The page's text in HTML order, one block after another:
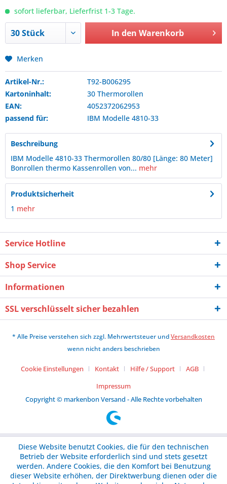
sofort lieferbar, Lieferfrist 1-3 Tage.
In den Warenkorb
Merken
Artikel-Nr.:
T92-B006295
Kartoninhalt:
30 Thermorollen
EAN:
4052372062953
passend für:
IBM Modelle 4810-33
Beschreibung
IBM Modelle 4810-33 Thermorollen 80/80 [Länge: 80 Meter]
Bonrollen thermo Kassenrollen von... mehr
Produktsicherheit
1 mehr
Service Hotline
Shop Service
Informationen
SSL verschlüsselt sicher bezahlen
* Alle Preise verstehen sich zzgl. Mehrwertsteuer undVersandkosten
wenn nicht anders beschrieben
Cookie Einstellungen Kontakt Hilfe / Support
AGB
Impressum
Copyright © markenbon Versand - Alle Rechte vorbehalten
Diese Website benutzt Cookies, die für den technischen
Betrieb der Website erforderlich sind und stets gesetzt
werden. Andere Cookies, die den Komfort bei Benutzung
dieser Website erhöhen, der Direktwerbung dienen oder die